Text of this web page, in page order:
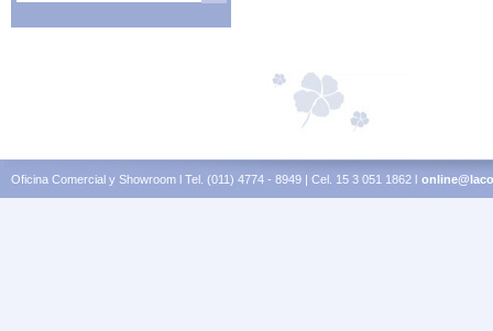
Oficina Comercial y Showroom l Tel. (011) 4774 - 8949 | Cel. 15 3 051 1862 l